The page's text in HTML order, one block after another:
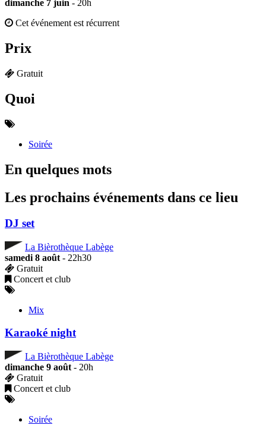
dimanche 7 juin - 20h
Cet événement est récurrent
Prix
Gratuit
Quoi
Soirée
En quelques mots
Les prochains événements dans ce lieu
DJ set
La Bièrothèque Labège
samedi 8 août - 22h30
Gratuit
Concert et club
Mix
Karaoké night
La Bièrothèque Labège
dimanche 9 août - 20h
Gratuit
Concert et club
Soirée